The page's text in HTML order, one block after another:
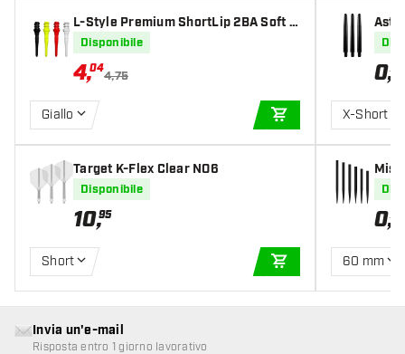
L-Style Premium ShortLip 2BA Soft T
ips
Disponibile
4,04
4,75
Giallo
AGGIUNGI AL
Target K-Flex Clear NO6
Disponibile
10,95
Short
AGGIUNGI AL
0,79
X-Short
0,75
60 mm
Invia un'e-mail
Risposta entro 1 giorno lavorativo